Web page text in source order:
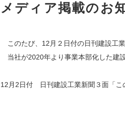
メディア掲載のお
このたび、12月２日付の日刊建設工
当社が2020年より事業本部化した建
12月2日付　日刊建設工業新聞３面「こ